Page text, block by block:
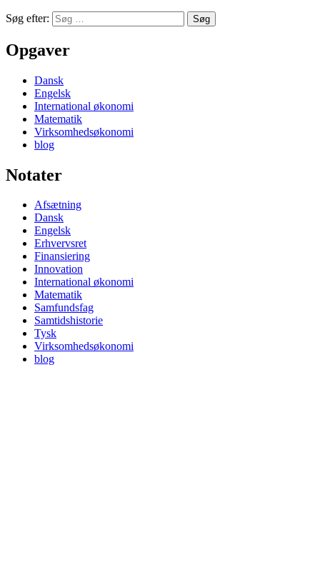
Søg efter:
Opgaver
Dansk
Engelsk
International økonomi
Matematik
Virksomhedsøkonomi
blog
Notater
Afsætning
Dansk
Engelsk
Erhvervsret
Finansiering
Innovation
International økonomi
Matematik
Samfundsfag
Samtidshistorie
Tysk
Virksomhedsøkonomi
blog